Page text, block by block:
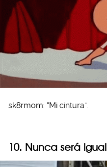
sk8rmom: “Mi cintura”.
10. Nunca será igual